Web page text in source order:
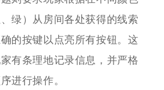
绿）从房间各处获得的线索
的按键以点亮所有按钮。这
有条理地记录信息，并严格
进行操作。